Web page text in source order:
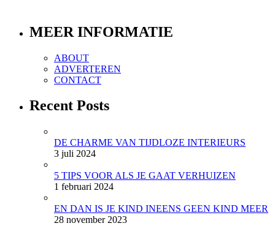
MEER INFORMATIE
ABOUT
ADVERTEREN
CONTACT
Recent Posts
DE CHARME VAN TIJDLOZE INTERIEURS
3 juli 2024
5 TIPS VOOR ALS JE GAAT VERHUIZEN
1 februari 2024
EN DAN IS JE KIND INEENS GEEN KIND MEER
28 november 2023